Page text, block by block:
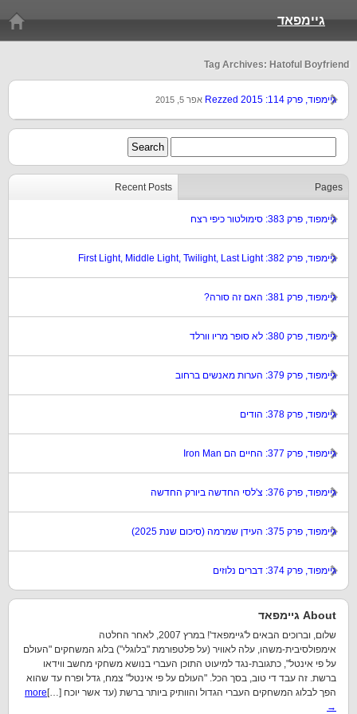
גיימפאד
Tag Archives: Hatoful Boyfriend
גיימפוד, פרק 114: Rezzed 2015 אפר 5, 2015
Recent Posts Pages
גיימפוד, פרק 383: סימולטור כיפי רצח
גיימפוד, פרק 382: First Light, Middle Light, Twilight, Last Light
גיימפוד, פרק 381: האם זה סורה?
גיימפוד, פרק 380: לא סופר מריו וורלד
גיימפוד, פרק 379: הערות מאנשים ברחוב
גיימפוד, פרק 378: הודים
גיימפוד, פרק 377: החיים הם Iron Man
גיימפוד, פרק 376: צ'לסי החדשה ביורק החדשה
גיימפוד, פרק 375: העידן שמרמה (סיכום שנת 2025)
גיימפוד, פרק 374: דברים נלוזים
About גיימפאד
שלום, וברוכים הבאים ל'גיימפאד'! במרץ 2007, לאחר החלטה
אימפולסיבית-משהו, עלה לאוויר (על פלטפורמת "בלוגלי") בלוג המשחקים "העולם
על פי אינטל", כתגובת-נגד למיעוט התוכן העברי בנושא משחקי מחשב ווידאו
ברשת. זה עבד די טוב, בסך הכל. "העולם על פי אינטל" צמח, גדל ופרח עד שהוא
הפך לבלוג המשחקים העברי הגדול והוותיק ביותר ברשת (עד אשר יוכח […] more
→